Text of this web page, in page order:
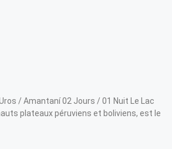
/ Amantaní 02 Jours / 01 Nuit Le Lac
plateaux péruviens et boliviens, est le